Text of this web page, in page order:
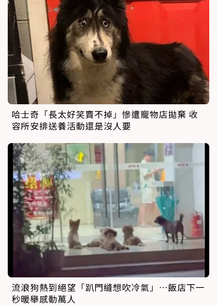
哈士奇「長太好笑賣不掉」慘遭寵物店拋棄 收
容所安排送養活動還是沒人要
流浪狗熱到絕望「趴門縫想吹冷氣」…飯店下一
秒暖舉感動萬人